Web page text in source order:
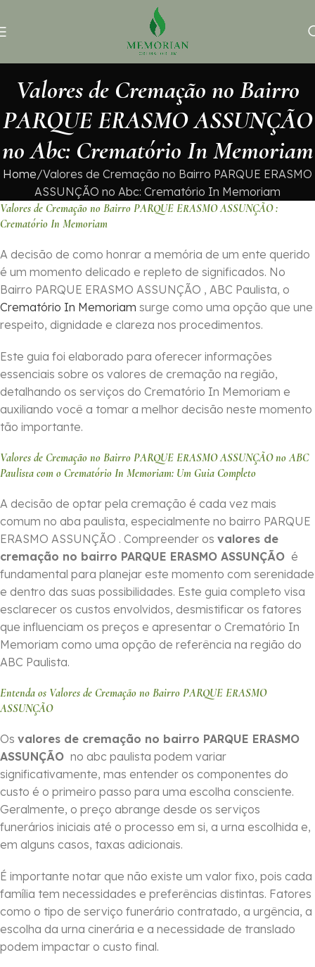
Valores de Cremação no Bairro
PARQUE ERASMO ASSUNÇÃO
no Abc: Crematório In Memoriam
Home Valores de Cremação no Bairro PARQUE ERASMO
ASSUNÇÃO no Abc: Crematório In Memoriam
Valores de Cremação no Bairro PARQUE ERASMO ASSUNÇÃO :
Crematório In Memoriam
A decisão de como honrar a memória de um ente querido
é um momento delicado e repleto de significados. No
Bairro PARQUE ERASMO ASSUNÇÃO , ABC Paulista, o
Crematório In Memoriam surge como uma opção que une
respeito, dignidade e clareza nos procedimentos.
Este guia foi elaborado para oferecer informações
essenciais sobre os valores de cremação na região,
detalhando os serviços do Crematório In Memoriam e
auxiliando você a tomar a melhor decisão neste momento
tão importante.
Valores de Cremação no Bairro PARQUE ERASMO ASSUNÇÃO no ABC
Paulista com o Crematório In Memoriam: Um Guia Completo
A decisão de optar pela cremação é cada vez mais
comum no aba paulista, especialmente no bairro PARQUE
ERASMO ASSUNÇÃO . Compreender os valores de
cremação no bairro PARQUE ERASMO ASSUNÇÃO é
fundamental para planejar este momento com serenidade
e dentro das suas possibilidades. Este guia completo visa
esclarecer os custos envolvidos, desmistificar os fatores
que influenciam os preços e apresentar o Crematório In
Memoriam como uma opção de referência na região do
ABC Paulista.
Entenda os Valores de Cremação no Bairro PARQUE ERASMO
ASSUNÇÃO
Os valores de cremação no bairro PARQUE ERASMO
ASSUNÇÃO no abc paulista podem variar
significativamente, mas entender os componentes do
custo é o primeiro passo para uma escolha consciente.
Geralmente, o preço abrange desde os serviços
funerários iniciais até o processo em si, a urna escolhida e,
em alguns casos, taxas adicionais.
É importante notar que não existe um valor fixo, pois cada
família tem necessidades e preferências distintas. Fatores
como o tipo de serviço funerário contratado, a urgência, a
escolha da urna cinerária e a necessidade de translado
podem impactar o custo final.